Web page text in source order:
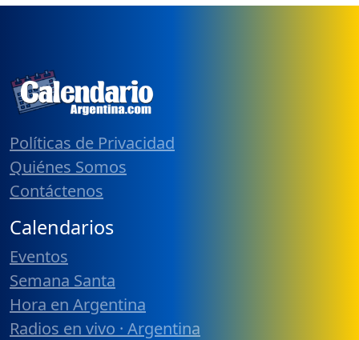
Políticas de Privacidad
Quiénes Somos
Contáctenos
Calendarios
Eventos
Semana Santa
Hora en Argentina
Radios en vivo · Argentina